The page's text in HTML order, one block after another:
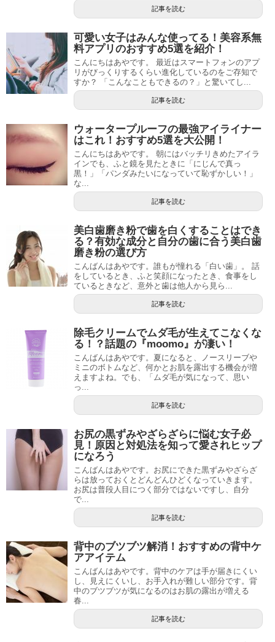
記事を読む
可愛い女子はみんな使ってる！美容系無
料アプリのおすすめ5選を紹介！
こんにちはあやです。 最近はスマートフォンのアプ
リがびっくりするくらい進化しているのをご存知で
すか？ 「こんなこともできるの？」と驚いてし...
記事を読む
ウォータープルーフの最強アイライナー
はこれ！おすすめ5選を大公開！
こんにちはあやです。 朝にはバッチリきめたアイラ
インでも、ふと鏡を見たときに「にじんで真っ
黒！」「パンダみたいになっていて恥ずかしい！」
な...
記事を読む
美白歯磨き粉で歯を白くすることはでき
る？有効な成分と自分の歯に合う美白歯
磨き粉の選び方
こんばんはあやです。誰もが憧れる「白い歯」。 話
をしているとき、ふと笑顔になったとき、食事をし
ているときなど、意外と歯は他人から見ら...
記事を読む
除毛クリームでムダ毛が生えてこなくな
る！？話題の『moomo』が凄い！
こんばんはあやです。夏になると、ノースリーブや
ミニのボトムなど、何かとお肌を露出する機会が増
えますよね。でも、「ムダ毛が気になって、思い
っ...
記事を読む
お尻の黒ずみやざらざらに悩む女子必
見！原因と対処法を知って愛されヒップ
になろう
こんばんはあやです。お尻にできた黒ずみやざらざ
らは放っておくとどんどんひどくなっていきます。
お尻は普段人目につく部分ではないですし、自分
で...
記事を読む
背中のブツブツ解消！おすすめの背中ケ
アアイテム
こんばんはあやです。背中のケアは手が届きにくい
し、見えにくいし、お手入れが難しい部分です。背
中のブツブツが気になるのはお肌の露出が増える
春...
記事を読む